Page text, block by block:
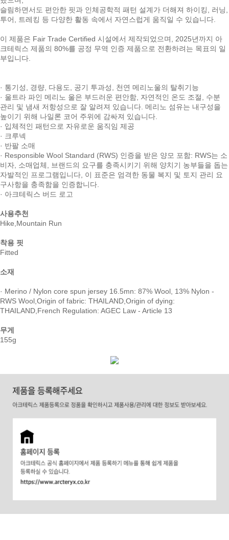
슬림하면서도 편안한 핏과 인체공학적 패턴 설계가 더해져 하이킹, 러닝,
투어, 트레킹 등 다양한 활동 속에서 자연스럽게 움직일 수 있습니다.
이 제품은 Fair Trade Certified 시설에서 제작되었으며, 2025년까지 아
크테릭스 제품의 80%를 공정 무역 인증 제품으로 전환하려는 목표의 일
부입니다.
· 통기성, 경량, 다용도, 공기 투과성, 천연 메리노울의 탈취기능
· 울트라 파인 메리노 울은 부드러운 편안함, 자연적인 온도 조절, 수분
관리 및 냄새 저항성으로 잘 알려져 있습니다. 메리노 섬유는 내구성을
높이기 위해 나일론 코어 주위에 감싸져 있습니다.
· 입체적인 패턴으로 자유로운 움직임 제공
· 크루넥
· 반팔 소매
· Responsible Wool Standard (RWS) 인증을 받은 양모 포함: RWS는 소
비자, 소매업체, 브랜드의 요구를 충족시키기 위해 양치기 농부들을 돕는
자발적인 프로그램입니다, 이 표준은 엄격한 동물 복지 및 토지 관리 요
구사항을 충족함을 인증합니다.
· 아크테릭스 버드 로고
사용추천
Hike,Mountain Run
착용 핏
Fitted
소재
· Merino / Nylon core spun jersey 16.5mn: 87% Wool, 13% Nylon -
RWS Wool,Origin of fabric: THAILAND,Origin of dying:
THAILAND,French Regulation: AGEC Law - Article 13
무게
155g